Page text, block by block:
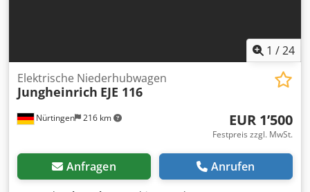
1 /24
Nürtingen 216 km
Elektrische Niederhubwagen
Jungheinrich EJE 116
EUR 1’500
Festpreis zzgl. MwSt.
Anfragen Anrufen